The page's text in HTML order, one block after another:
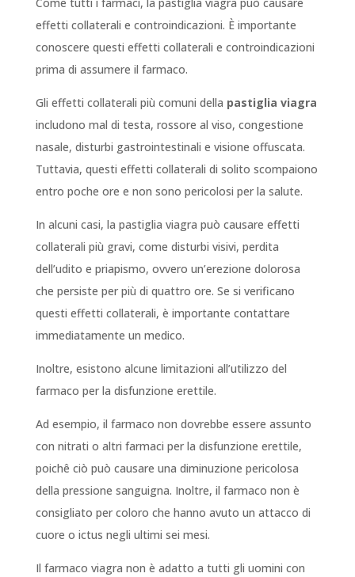
Come tutti i farmaci, la pastiglia viagra può causare
effetti collaterali e controindicazioni. È importante
conoscere questi effetti collaterali e controindicazioni
prima di assumere il farmaco.
Gli effetti collaterali più comuni della pastiglia viagra
includono mal di testa, rossore al viso, congestione
nasale, disturbi gastrointestinali e visione offuscata.
Tuttavia, questi effetti collaterali di solito scompaiono
entro poche ore e non sono pericolosi per la salute.
In alcuni casi, la pastiglia viagra può causare effetti
collaterali più gravi, come disturbi visivi, perdita
dell’udito e priapismo, ovvero un’erezione dolorosa
che persiste per più di quattro ore. Se si verificano
questi effetti collaterali, è importante contattare
immediatamente un medico.
Inoltre, esistono alcune limitazioni all’utilizzo del
farmaco per la disfunzione erettile.
Ad esempio, il farmaco non dovrebbe essere assunto
con nitrati o altri farmaci per la disfunzione erettile,
poichê ciò può causare una diminuzione pericolosa
della pressione sanguigna. Inoltre, il farmaco non è
consigliato per coloro che hanno avuto un attacco di
cuore o ictus negli ultimi sei mesi.
Il farmaco viagra non è adatto a tutti gli uomini con